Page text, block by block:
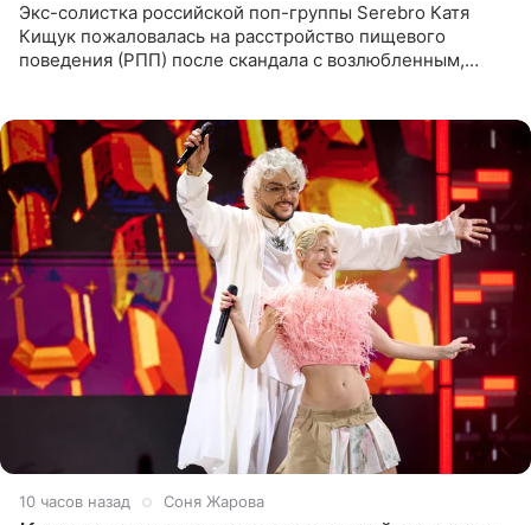
Экс-солистка российской поп-группы Serebro Катя
Кищук пожаловалась на расстройство пищевого
поведения (РПП) после скандала с возлюбленным,
10 часов назад Соня Жарова